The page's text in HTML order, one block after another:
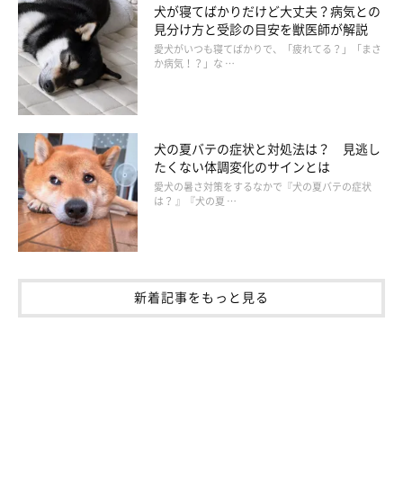
——犬の胃拡張・胃捻転症候群の予防のために、飼い主さんが心
がけたいことはなんでしょうか？
獣医師：
「犬の胃拡張・胃捻転症候群を予防するためには、たとえば…
一度に大量の食事を与えず、必要に応じて回数を分けて与
える
早食いをやめさせる
犬の食後に激しい運動をさせない
犬が寝てばかりだけど大丈夫？病気との
見分け方と受診の目安を獣医師が解説
愛犬がいつも寝てばかりで、「疲れてる？」「まさ
か病気！？」な …
犬の夏バテの症状と対処法は？ 見逃し
たくない体調変化のサインとは
愛犬の暑さ対策をするなかで『犬の夏バテの症状
は？ 』『犬の夏 …
新着記事をもっと見る